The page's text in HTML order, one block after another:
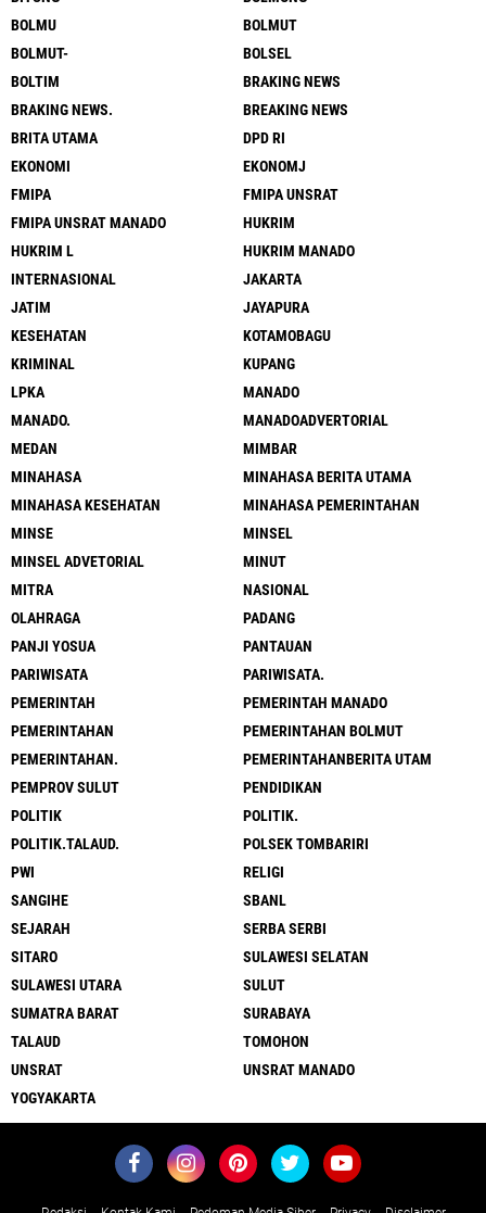
BOLMU
BOLMUT
BOLMUT-
BOLSEL
BOLTIM
BRAKING NEWS
BRAKING NEWS.
BREAKING NEWS
BRITA UTAMA
DPD RI
EKONOMI
EKONOMJ
FMIPA
FMIPA UNSRAT
FMIPA UNSRAT MANADO
HUKRIM
HUKRIM L
HUKRIM MANADO
INTERNASIONAL
JAKARTA
JATIM
JAYAPURA
KESEHATAN
KOTAMOBAGU
KRIMINAL
KUPANG
LPKA
MANADO
MANADO.
MANADOADVERTORIAL
MEDAN
MIMBAR
MINAHASA
MINAHASA BERITA UTAMA
MINAHASA KESEHATAN
MINAHASA PEMERINTAHAN
MINSE
MINSEL
MINSEL ADVETORIAL
MINUT
MITRA
NASIONAL
OLAHRAGA
PADANG
PANJI YOSUA
PANTAUAN
PARIWISATA
PARIWISATA.
PEMERINTAH
PEMERINTAH MANADO
PEMERINTAHAN
PEMERINTAHAN BOLMUT
PEMERINTAHAN.
PEMERINTAHANBERITA UTAM
PEMPROV SULUT
PENDIDIKAN
POLITIK
POLITIK.
POLITIK.TALAUD.
POLSEK TOMBARIRI
PWI
RELIGI
SANGIHE
SBANL
SEJARAH
SERBA SERBI
SITARO
SULAWESI SELATAN
SULAWESI UTARA
SULUT
SUMATRA BARAT
SURABAYA
TALAUD
TOMOHON
UNSRAT
UNSRAT MANADO
YOGYAKARTA